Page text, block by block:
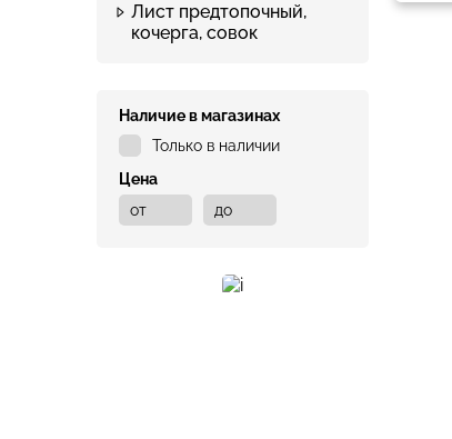
Лист предтопочный,
кочерга, совок
Наличие в магазинах
Только в наличии
Цена